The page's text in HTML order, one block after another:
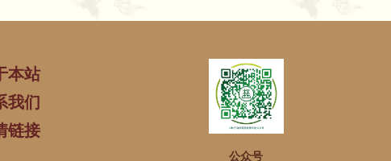
本站
我们
链接
公众号